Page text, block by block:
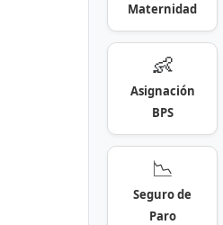
Maternidad
👶
Asignación
BPS
📉
Seguro de
Paro